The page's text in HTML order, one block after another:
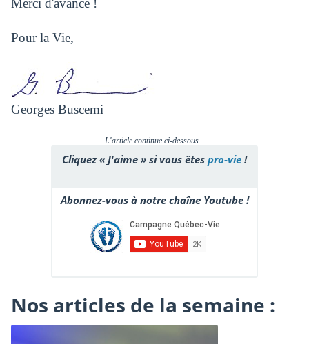
Merci d'avance !
Pour la Vie,
Georges Buscemi
L'article continue ci-dessous...
Cliquez « J'aime » si vous êtes pro-vie !
Abonnez-vous à notre chaîne Youtube !
Nos articles de la semaine :